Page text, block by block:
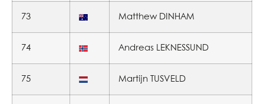
73 Matthew DINHAM
74 Andreas LEKNESSUND
75 Martijn TUSVELD